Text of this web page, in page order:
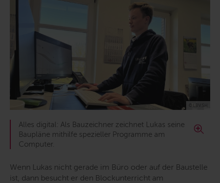
© LBV.SH
Alles digital: Als Bauzeichner zeichnet Lukas seine
Baupläne mithilfe spezieller Programme am
Computer.
Wenn Lukas nicht gerade im Büro oder auf der Baustelle
ist, dann besucht er den Blockunterricht am